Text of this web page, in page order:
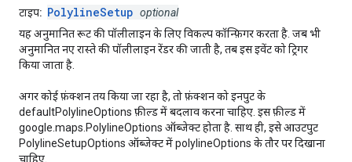
टाइप: PolylineSetup optional
यह अनुमानित रूट की पॉलीलाइन के लिए विकल्प कॉन्फ़िगर करता है. जब भी
अनुमानित नए रास्ते की पॉलीलाइन रेंडर की जाती है, तब इस इवेंट को ट्रिगर
किया जाता है.
अगर कोई फ़ंक्शन तय किया जा रहा है, तो फ़ंक्शन को इनपुट के
defaultPolylineOptions फ़ील्ड में बदलाव करना चाहिए. इस फ़ील्ड में
google.maps.PolylineOptions ऑब्जेक्ट होता है. साथ ही, इसे आउटपुट
PolylineSetupOptions ऑब्जेक्ट में polylineOptions के तौर पर दिखाना
चाहिए.